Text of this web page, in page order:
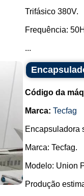
Trifásico 380V.
Frequência:
...
Código da
Marca: Tecfag
Encapsuladora
Marca: Tecfag.
Modelo: Union
Produção